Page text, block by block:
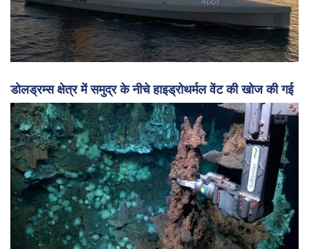
आज के "हाइब्रिड नौसेना के भव्य प्रदर्शन" में मानवरहित जहाजों
की संख्या में भारी वृद्धि हुई है।